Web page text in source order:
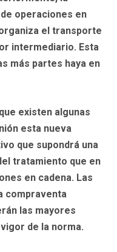
operaciones en
el transporte
intermediario. Esta
más partes haya en
existen algunas
esta nueva
que supondrá una
tratamiento que en
en cadena. Las
compraventa
las mayores
de la norma.